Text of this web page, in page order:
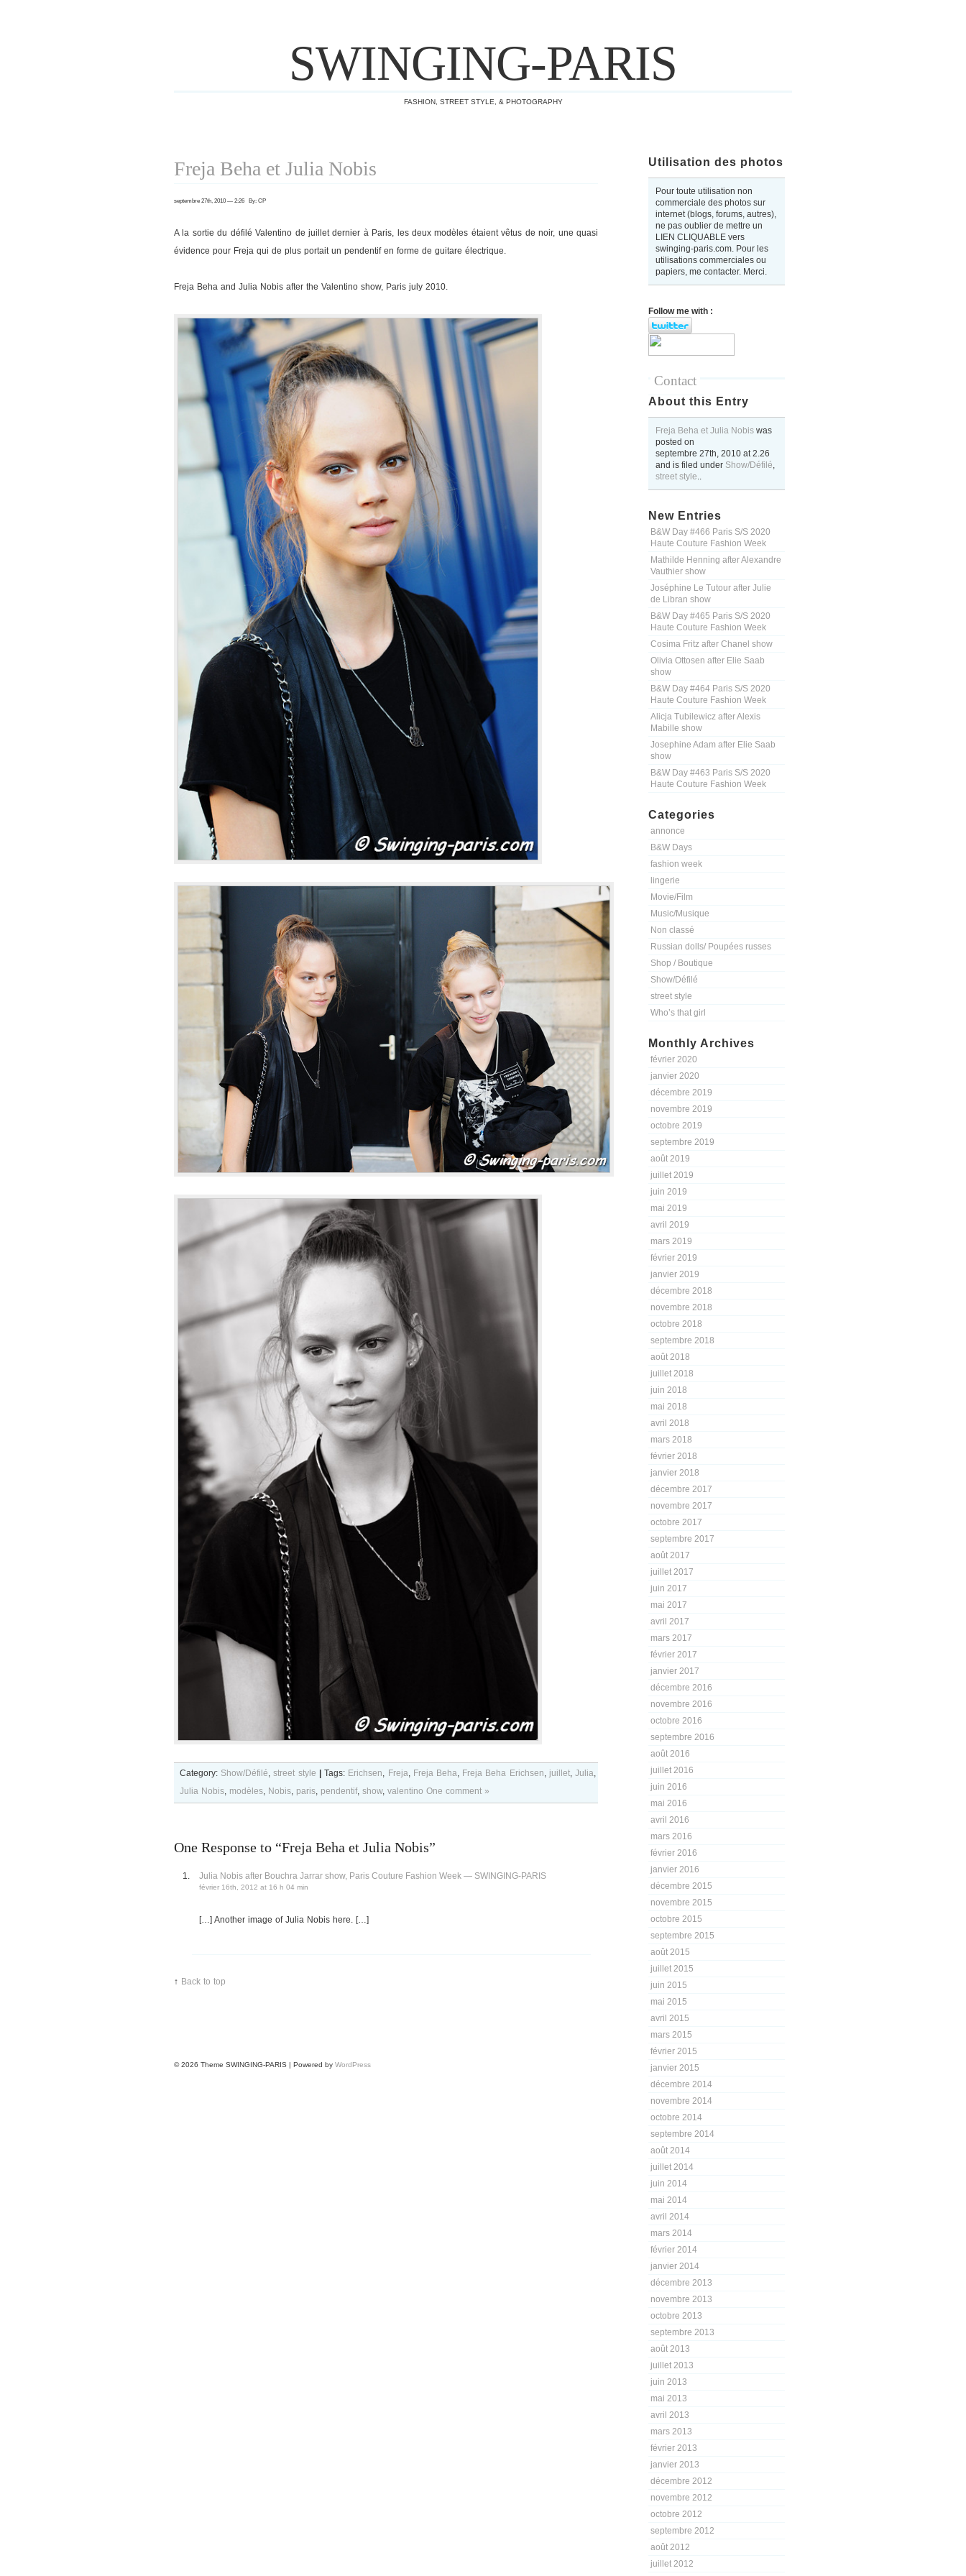
SWINGING-PARIS
FASHION, STREET STYLE, & PHOTOGRAPHY
Utilisation des photos
Pour toute utilisation non
commerciale des photos sur
internet (blogs, forums, autres),
ne pas oublier de mettre un
LIEN CLIQUABLE vers
swinging-paris.com. Pour les
utilisations commerciales ou
papiers, me contacter. Merci.
Follow me with :
Contact
About this Entry
Freja Beha et Julia Nobis was
posted on
septembre 27th, 2010 at2.26
and is filed under Show/Défilé,
street style..
New Entries
B&W Day #466 Paris S/S 2020
Haute Couture Fashion Week
Mathilde Henning after Alexandre
Vauthier show
Joséphine Le Tutour after Julie
de Libran show
B&W Day #465 Paris S/S 2020
Haute Couture Fashion Week
Cosima Fritz after Chanel show
Olivia Ottosen after Elie Saab
show
B&W Day #464 Paris S/S 2020
Haute Couture Fashion Week
Alicja Tubilewicz after Alexis
Mabille show
Josephine Adam after Elie Saab
show
B&W Day #463 Paris S/S 2020
Haute Couture Fashion Week
Categories
annonce
B&W Days
fashion week
lingerie
Movie/Film
Music/Musique
Non classé
Russian dolls/ Poupées russes
Shop / Boutique
Show/Défilé
street style
Who’s that girl
Monthly Archives
février 2020
janvier 2020
décembre 2019
novembre 2019
octobre 2019
septembre 2019
août 2019
juillet 2019
juin 2019
mai 2019
avril 2019
mars 2019
février 2019
janvier 2019
décembre 2018
novembre 2018
octobre 2018
septembre 2018
août 2018
juillet 2018
juin 2018
mai 2018
avril 2018
mars 2018
février 2018
janvier 2018
décembre 2017
novembre 2017
octobre 2017
septembre 2017
août 2017
juillet 2017
juin 2017
mai 2017
avril 2017
mars 2017
février 2017
janvier 2017
décembre 2016
novembre 2016
octobre 2016
septembre 2016
août 2016
juillet 2016
juin 2016
mai 2016
avril 2016
mars 2016
février 2016
janvier 2016
décembre 2015
novembre 2015
octobre 2015
septembre 2015
août 2015
juillet 2015
juin 2015
mai 2015
avril 2015
mars 2015
février 2015
janvier 2015
décembre 2014
novembre 2014
octobre 2014
septembre 2014
août 2014
juillet 2014
juin 2014
mai 2014
avril 2014
mars 2014
février 2014
janvier 2014
décembre 2013
novembre 2013
octobre 2013
septembre 2013
août 2013
juillet 2013
juin 2013
mai 2013
avril 2013
mars 2013
février 2013
janvier 2013
décembre 2012
novembre 2012
octobre 2012
septembre 2012
août 2012
juillet 2012
Freja Beha et Julia Nobis
septembre 27th, 2010 — 2:26 By: CP
A la sortie du défilé Valentino de juillet dernier à Paris, les deux modèles étaient vêtus de noir, une quasi
évidence pour Freja qui de plus portait un pendentif en forme de guitare électrique.
Freja Beha and Julia Nobis after the Valentino show, Paris july 2010.
Category: Show/Défilé,street style Tags: Erichsen, Freja, Freja Beha, Freja Beha Erichsen, juillet,Julia,
Julia Nobis, modèles, Nobis, paris, pendentif, show, valentino One comment »
One Response to “Freja Beha et Julia Nobis”
Julia Nobis after Bouchra Jarrar show, Paris Couture Fashion Week — SWINGING-PARIS
février 16th, 2012 at 16 h 04 min
[…] Another image of Julia Nobis here. […]
↑ Back to top
© 2026 Theme SWINGING-PARIS | Powered by WordPress